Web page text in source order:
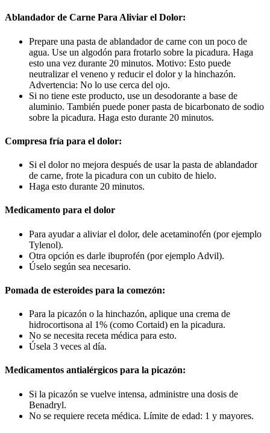
Ablandador de Carne Para Aliviar el Dolor:
Prepare una pasta de ablandador de carne con un poco de
agua. Use un algodón para frotarlo sobre la picadura. Haga
esto una vez durante 20 minutos. Motivo: Esto puede
neutralizar el veneno y reducir el dolor y la hinchazón.
Advertencia: No lo use cerca del ojo.
Si no tiene este producto, use un desodorante a base de
aluminio. También puede poner pasta de bicarbonato de sodio
sobre la picadura. Haga esto durante 20 minutos.
Compresa fría para el dolor:
Si el dolor no mejora después de usar la pasta de ablandador
de carne, frote la picadura con un cubito de hielo.
Haga esto durante 20 minutos.
Medicamento para el dolor
Para ayudar a aliviar el dolor, dele acetaminofén (por ejemplo
Tylenol).
Otra opción es darle ibuprofén (por ejemplo Advil).
Úselo según sea necesario.
Pomada de esteroides para la comezón:
Para la picazón o la hinchazón, aplique una crema de
hidrocortisona al 1% (como Cortaid) en la picadura.
No se necesita receta médica para esto.
Úsela 3 veces al día.
Medicamentos antialérgicos para la picazón:
Si la picazón se vuelve intensa, administre una dosis de
Benadryl.
No se requiere receta médica. Límite de edad: 1 y mayores.